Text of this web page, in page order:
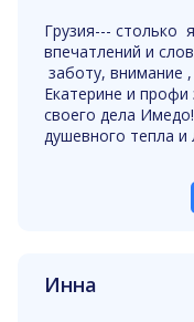
этой прекрасной
раёны и остаться
экскурсоводам,и
который
экскурсию.Мы
Грузия--- столько
впечатлений и
заботу, внимание
Екатерине и
своего дела
душевного тепла и
Инна